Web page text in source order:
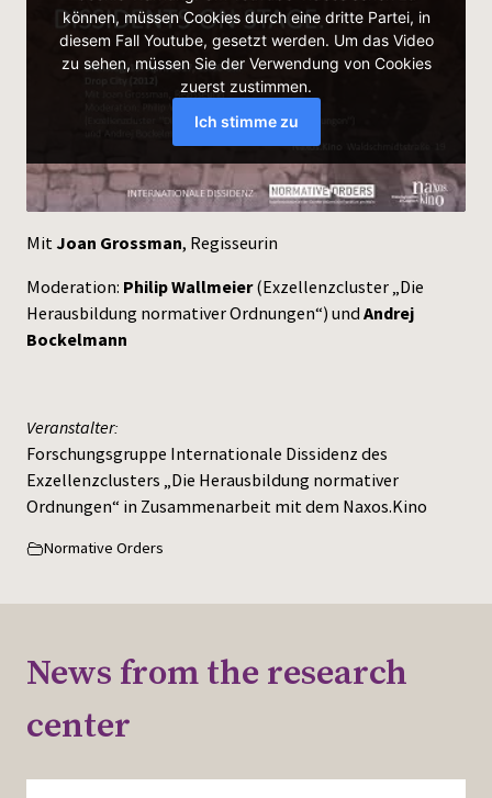
Events
Publications
Press
MitJoan Grossman, Regisseurin
Moderation: Philip Wallmeier(Exzellenzcluster „Die
Herausbildung normativer Ordnungen“) und Andrej
Bockelmann
Veranstalter:
Forschungsgruppe Internationale Dissidenz des
Exzellenzclusters „Die Herausbildung normativer
Ordnungen“ in Zusammenarbeit mit dem Naxos.Kino
Normative Orders
News from the research
center